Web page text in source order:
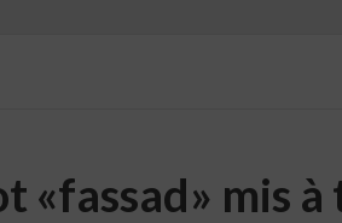
«fassad» mis